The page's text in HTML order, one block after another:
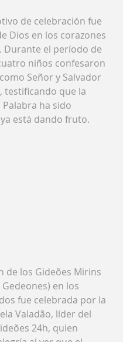
de celebración fue
Dios en los corazones
Durante el período de
niños confesaron
Señor y Salvador
testificando que la
ha sido
está dando fruto.
de los Gideões Mirins
en los
fue celebrada por la
Valadão, líder del
24h, quien